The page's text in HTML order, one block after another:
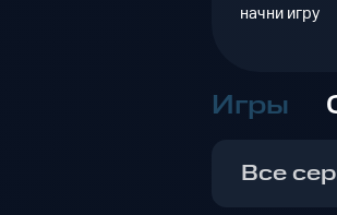
начни игру
Игры
Все